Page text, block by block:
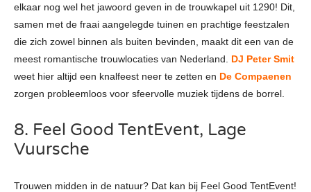
elkaar nog wel het jawoord geven in de trouwkapel uit 1290! Dit,
samen met de fraai aangelegde tuinen en prachtige feestzalen
die zich zowel binnen als buiten bevinden, maakt dit een van de
meest romantische trouwlocaties van Nederland. DJ Peter Smit
weet hier altijd een knalfeest neer te zetten en De Compaenen
zorgen probleemloos voor sfeervolle muziek tijdens de borrel.
8. Feel Good TentEvent, Lage
Vuursche
Trouwen midden in de natuur? Dat kan bij Feel Good TentEvent!